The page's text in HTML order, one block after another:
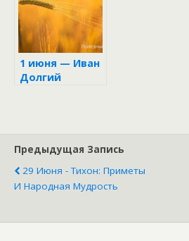
1 июня — Иван
Долгий
Предыдущая Запись
29 Июня - Тихон: Приметы
И Народная Мудрость